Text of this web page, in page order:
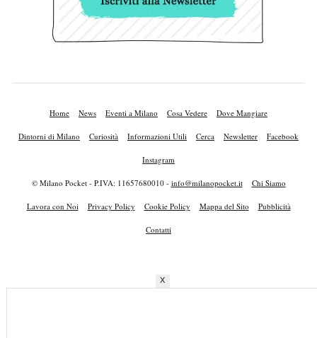
Home News Eventi a Milano Cosa Vedere Dove Mangiare
Dintorni di Milano Curiosità Informazioni Utili Cerca Newsletter Facebook
Instagram
© Milano Pocket - P.IVA: 11657680010 - info@milanopocket.it Chi Siamo
Lavora con Noi Privacy Policy Cookie Policy Mappa del Sito Pubblicità
Contatti
X